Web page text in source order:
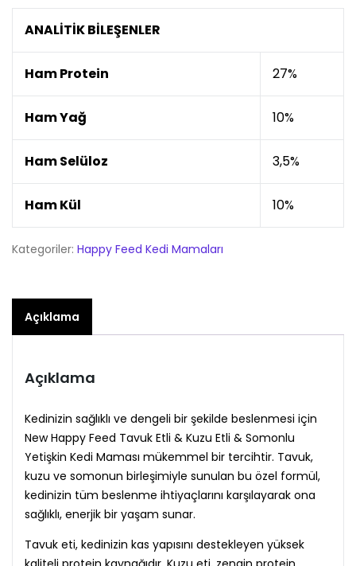
ANALİTİK BİLEŞENLER
Ham Protein 27%
Ham Yağ 10%
Ham Selüloz 3,5%
Ham Kül 10%
Kategoriler: Happy Feed Kedi Mamaları
Açıklama
Açıklama
Kedinizin sağlıklı ve dengeli bir şekilde beslenmesi için
New Happy Feed Tavuk Etli & Kuzu Etli & Somonlu
Yetişkin Kedi Maması mükemmel bir tercihtir. Tavuk,
kuzu ve somonun birleşimiyle sunulan bu özel formül,
kedinizin tüm beslenme ihtiyaçlarını karşılayarak ona
sağlıklı, enerjik bir yaşam sunar.
Tavuk eti, kedinizin kas yapısını destekleyen yüksek